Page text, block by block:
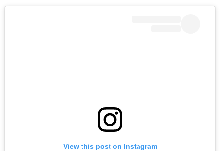
View this post on Instagram